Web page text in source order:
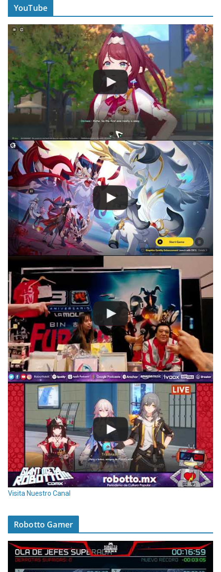
YouTube
Visita Nuestro Canal
Robotto Gamer